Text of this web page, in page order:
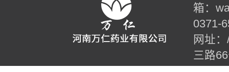
箱：
0371-
网址
三路